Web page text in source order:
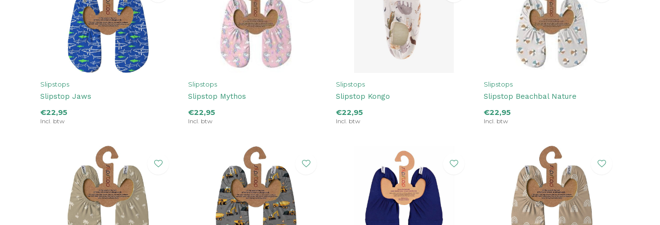
Slipstops
Slipstop Jaws
€22,95
Incl. btw
Slipstops
Slipstop Mythos
€22,95
Incl. btw
Slipstops
Slipstop Kongo
€22,95
Incl. btw
Slipstops
Slipstop Beachbal Nature
€22,95
Incl. btw